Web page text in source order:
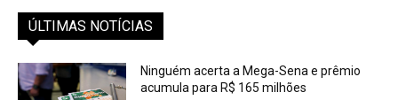
ÚLTIMAS NOTÍCIAS
Ninguém acerta a Mega-Sena e prêmio
acumula para R$ 165 milhões